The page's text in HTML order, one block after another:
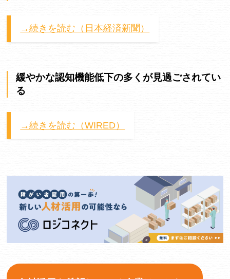
→続きを読む（日本経済新聞）
緩やかな認知機能低下の多くが見過ごされてい
る
→続きを読む（WIRED）